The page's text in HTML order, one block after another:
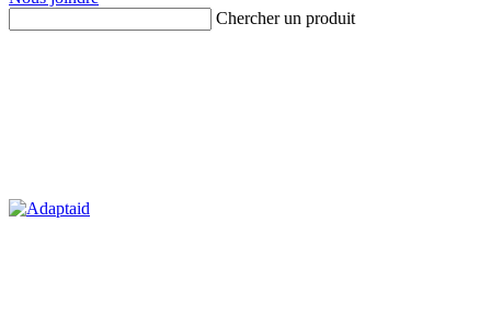
Chercher un produit